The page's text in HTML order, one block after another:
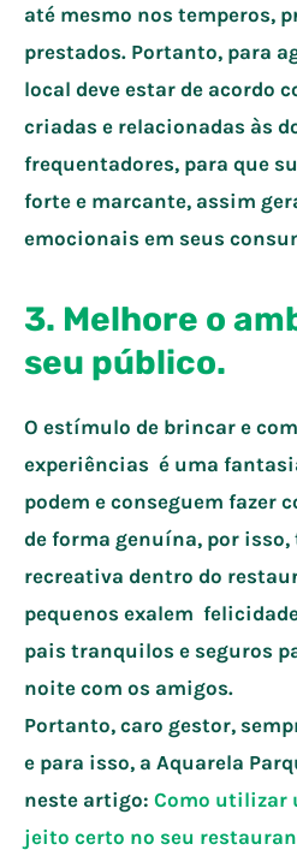
até mesmo nos temperos,
prestados. Portanto, para
local deve estar de acordo
criadas e relacionadas às
frequentadores, para que
forte e marcante, assim
emocionais em seus
3. Melhore o
seu público.
O estímulo de brincar e
experiências é uma
podem e conseguem fazer
de forma genuína, por isso,
recreativa dentro do
pequenos exalem
pais tranquilos e seguros
noite com os amigos.
Portanto, caro gestor,
e para isso, a Aquarela
neste artigo: Como utilizar
jeito certo no seu